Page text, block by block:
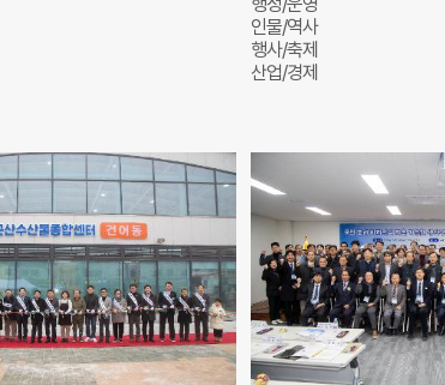
인물/역사
행사/축제
산업/경제